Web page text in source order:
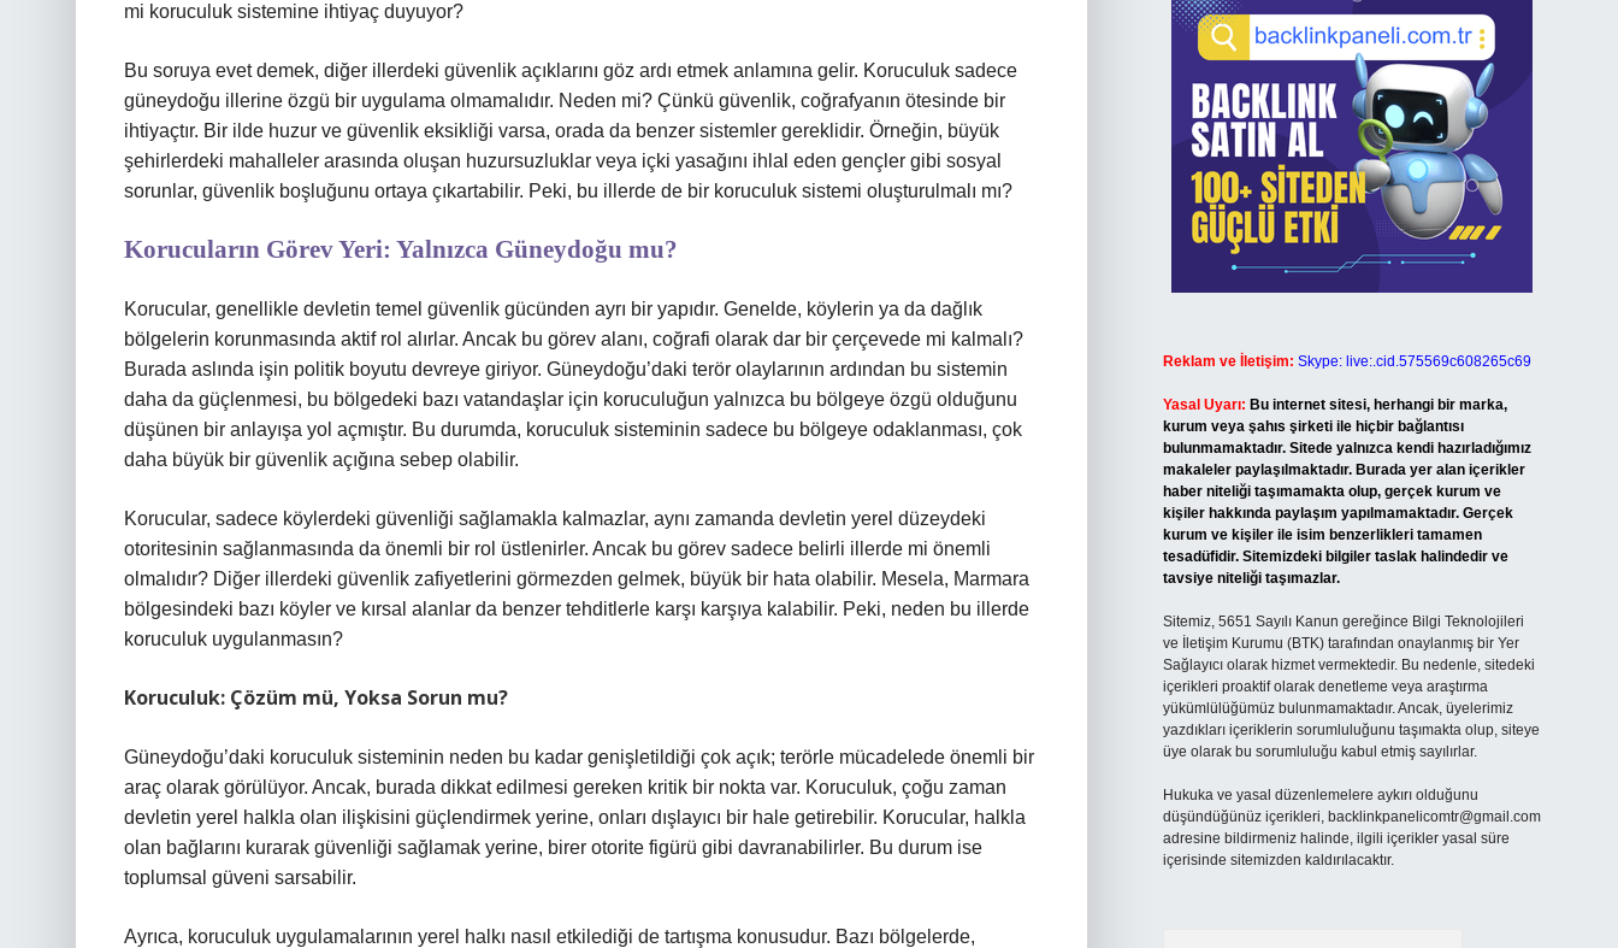
mi koruculuk sistemine ihtiyaç duyuyor?
Bu soruya evet demek, diğer illerdeki güvenlik açıklarını göz ardı etmek anlamına gelir. Koruculuk sadece
güneydoğu illerine özgü bir uygulama olmamalıdır. Neden mi? Çünkü güvenlik, coğrafyanın ötesinde bir
ihtiyaçtır. Bir ilde huzur ve güvenlik eksikliği varsa, orada da benzer sistemler gereklidir. Örneğin, büyük
şehirlerdeki mahalleler arasında oluşan huzursuzluklar veya içki yasağını ihlal eden gençler gibi sosyal
sorunlar, güvenlik boşluğunu ortaya çıkartabilir. Peki, bu illerde de bir koruculuk sistemi oluşturulmalı mı?
Korucuların Görev Yeri: Yalnızca Güneydoğu mu?
Korucular, genellikle devletin temel güvenlik gücünden ayrı bir yapıdır. Genelde, köylerin ya da dağlık
bölgelerin korunmasında aktif rol alırlar. Ancak bu görev alanı, coğrafi olarak dar bir çerçevede mi kalmalı?
Burada aslında işin politik boyutu devreye giriyor. Güneydoğu’daki terör olaylarının ardından bu sistemin
daha da güçlenmesi, bu bölgedeki bazı vatandaşlar için koruculuğun yalnızca bu bölgeye özgü olduğunu
düşünen bir anlayışa yol açmıştır. Bu durumda, koruculuk sisteminin sadece bu bölgeye odaklanması, çok
daha büyük bir güvenlik açığına sebep olabilir.
Korucular, sadece köylerdeki güvenliği sağlamakla kalmazlar, aynı zamanda devletin yerel düzeydeki
otoritesinin sağlanmasında da önemli bir rol üstlenirler. Ancak bu görev sadece belirli illerde mi önemli
olmalıdır? Diğer illerdeki güvenlik zafiyetlerini görmezden gelmek, büyük bir hata olabilir. Mesela, Marmara
bölgesindeki bazı köyler ve kırsal alanlar da benzer tehditlerle karşı karşıya kalabilir. Peki, neden bu illerde
koruculuk uygulanmasın?
Koruculuk: Çözüm mü, Yoksa Sorun mu?
Güneydoğu’daki koruculuk sisteminin neden bu kadar genişletildiği çok açık; terörle mücadelede önemli bir
araç olarak görülüyor. Ancak, burada dikkat edilmesi gereken kritik bir nokta var. Koruculuk, çoğu zaman
devletin yerel halkla olan ilişkisini güçlendirmek yerine, onları dışlayıcı bir hale getirebilir. Korucular, halkla
olan bağlarını kurarak güvenliği sağlamak yerine, birer otorite figürü gibi davranabilirler. Bu durum ise
toplumsal güveni sarsabilir.
Ayrıca, koruculuk uygulamalarının yerel halkı nasıl etkilediği de tartışma konusudur. Bazı bölgelerde,
Reklam ve İletişim: Skype: live:.cid.575569c608265c69
Yasal Uyarı: Bu internet sitesi, herhangi bir marka,
kurum veya şahıs şirketi ile hiçbir bağlantısı
bulunmamaktadır. Sitede yalnızca kendi hazırladığımız
makaleler paylaşılmaktadır. Burada yer alan içerikler
haber niteliği taşımamakta olup, gerçek kurum ve
kişiler hakkında paylaşım yapılmamaktadır. Gerçek
kurum ve kişiler ile isim benzerlikleri tamamen
tesadüfidir. Sitemizdeki bilgiler taslak halindedir ve
tavsiye niteliği taşımazlar.
Sitemiz, 5651 Sayılı Kanun gereğince Bilgi Teknolojileri
ve İletişim Kurumu (BTK) tarafından onaylanmış bir Yer
Sağlayıcı olarak hizmet vermektedir. Bu nedenle, sitedeki
içerikleri proaktif olarak denetleme veya araştırma
yükümlülüğümüz bulunmamaktadır. Ancak, üyelerimiz
yazdıkları içeriklerin sorumluluğunu taşımakta olup, siteye
üye olarak bu sorumluluğu kabul etmiş sayılırlar.
Hukuka ve yasal düzenlemelere aykırı olduğunu
düşündüğünüz içerikleri, backlinkpanelicomtr@gmail.com
adresine bildirmeniz halinde, ilgili içerikler yasal süre
içerisinde sitemizden kaldırılacaktır.